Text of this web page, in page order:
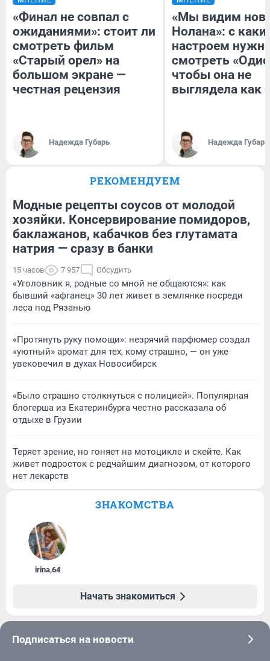
«Финал не совпал с
ожиданиями»: стоит ли
смотреть фильм
«Старый орел» на
большом экране —
честная рецензия
Надежда Губарь
«Мы видим
Нолана»: с
настроем
смотреть
чтобы она не
выглядела как
Надежда Губарь
РЕКОМЕНДУЕМ
Модные рецепты соусов от молодой
хозяйки. Консервирование помидоров,
баклажанов, кабачков без глутамата
натрия — сразу в банки
15 часов 7 957 Обсудить
«Уголовник я, родные со мной не общаются»: как
бывший «афганец» 30 лет живет в землянке посреди
леса под Рязанью
«Протянуть руку помощи»: незрячий парфюмер создал
«уютный» аромат для тех, кому страшно, — он уже
увековечил в духах Новосибирск
«Было страшно столкнуться с полицией». Популярная
блогерша из Екатеринбурга честно рассказала об
отдыхе в Грузии
Теряет зрение, но гоняет на мотоцикле и скейте. Как
живет подросток с редчайшим диагнозом, от которого
нет лекарств
ЗНАКОМСТВА
irina,64
Начать знакомиться
Подписаться на новости